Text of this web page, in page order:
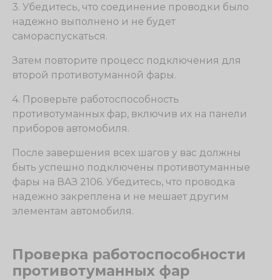
3. Убедитесь, что соединение проводки было
надежно выполнено и не будет
самораспускаться.
Затем повторите процесс подключения для
второй противотуманной фары.
4. Проверьте работоспособность
противотуманных фар, включив их на панели
приборов автомобиля.
После завершения всех шагов у вас должны
быть успешно подключены противотуманные
фары на ВАЗ 2106. Убедитесь, что проводка
надежно закреплена и не мешает другим
элементам автомобиля.
Проверка работоспособности
противотуманных фар